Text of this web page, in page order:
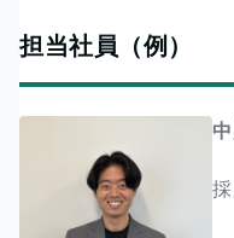
担当社員（例）